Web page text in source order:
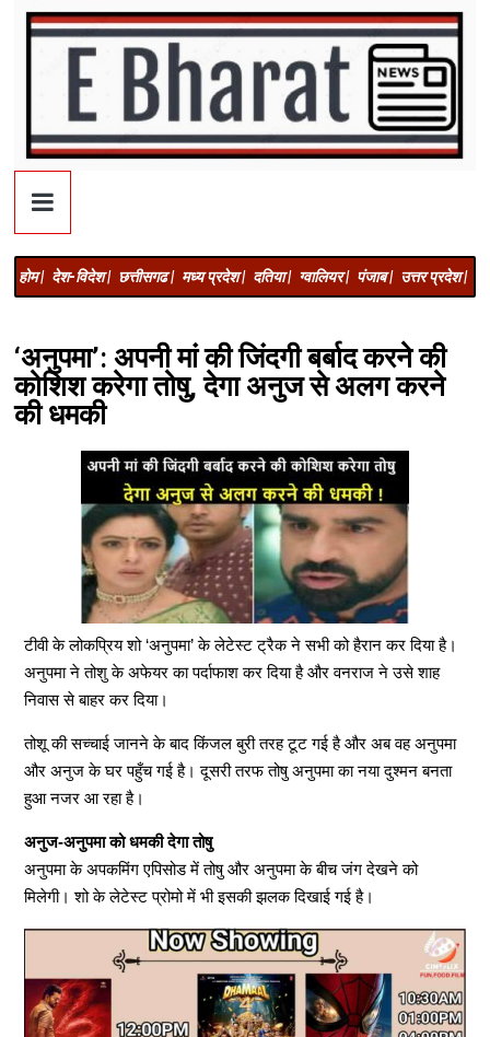
होम | देश-विदेश | छत्तीसगढ | मध्य प्रदेश | दतिया | ग्वालियर | पंजाब | उत्तर प्रदेश |
‘अनुपमा’: अपनी मां की जिंदगी बर्बाद करने की
कोशिश करेगा तोषु, देगा अनुज से अलग करने
की धमकी
टीवी के लोकप्रिय शो ‘अनुपमा’ के लेटेस्ट ट्रैक ने सभी को हैरान कर दिया है।
अनुपमा ने तोशु के अफेयर का पर्दाफाश कर दिया है और वनराज ने उसे शाह
निवास से बाहर कर दिया।
तोशू की सच्चाई जानने के बाद किंजल बुरी तरह टूट गई है और अब वह अनुपमा
और अनुज के घर पहुँच गई है। दूसरी तरफ तोषु अनुपमा का नया दुश्मन बनता
हुआ नजर आ रहा है।
अनुज-अनुपमा को धमकी देगा तोषु
अनुपमा के अपकमिंग एपिसोड में तोषु और अनुपमा के बीच जंग देखने को
मिलेगी। शो के लेटेस्ट प्रोमो में भी इसकी झलक दिखाई गई है।